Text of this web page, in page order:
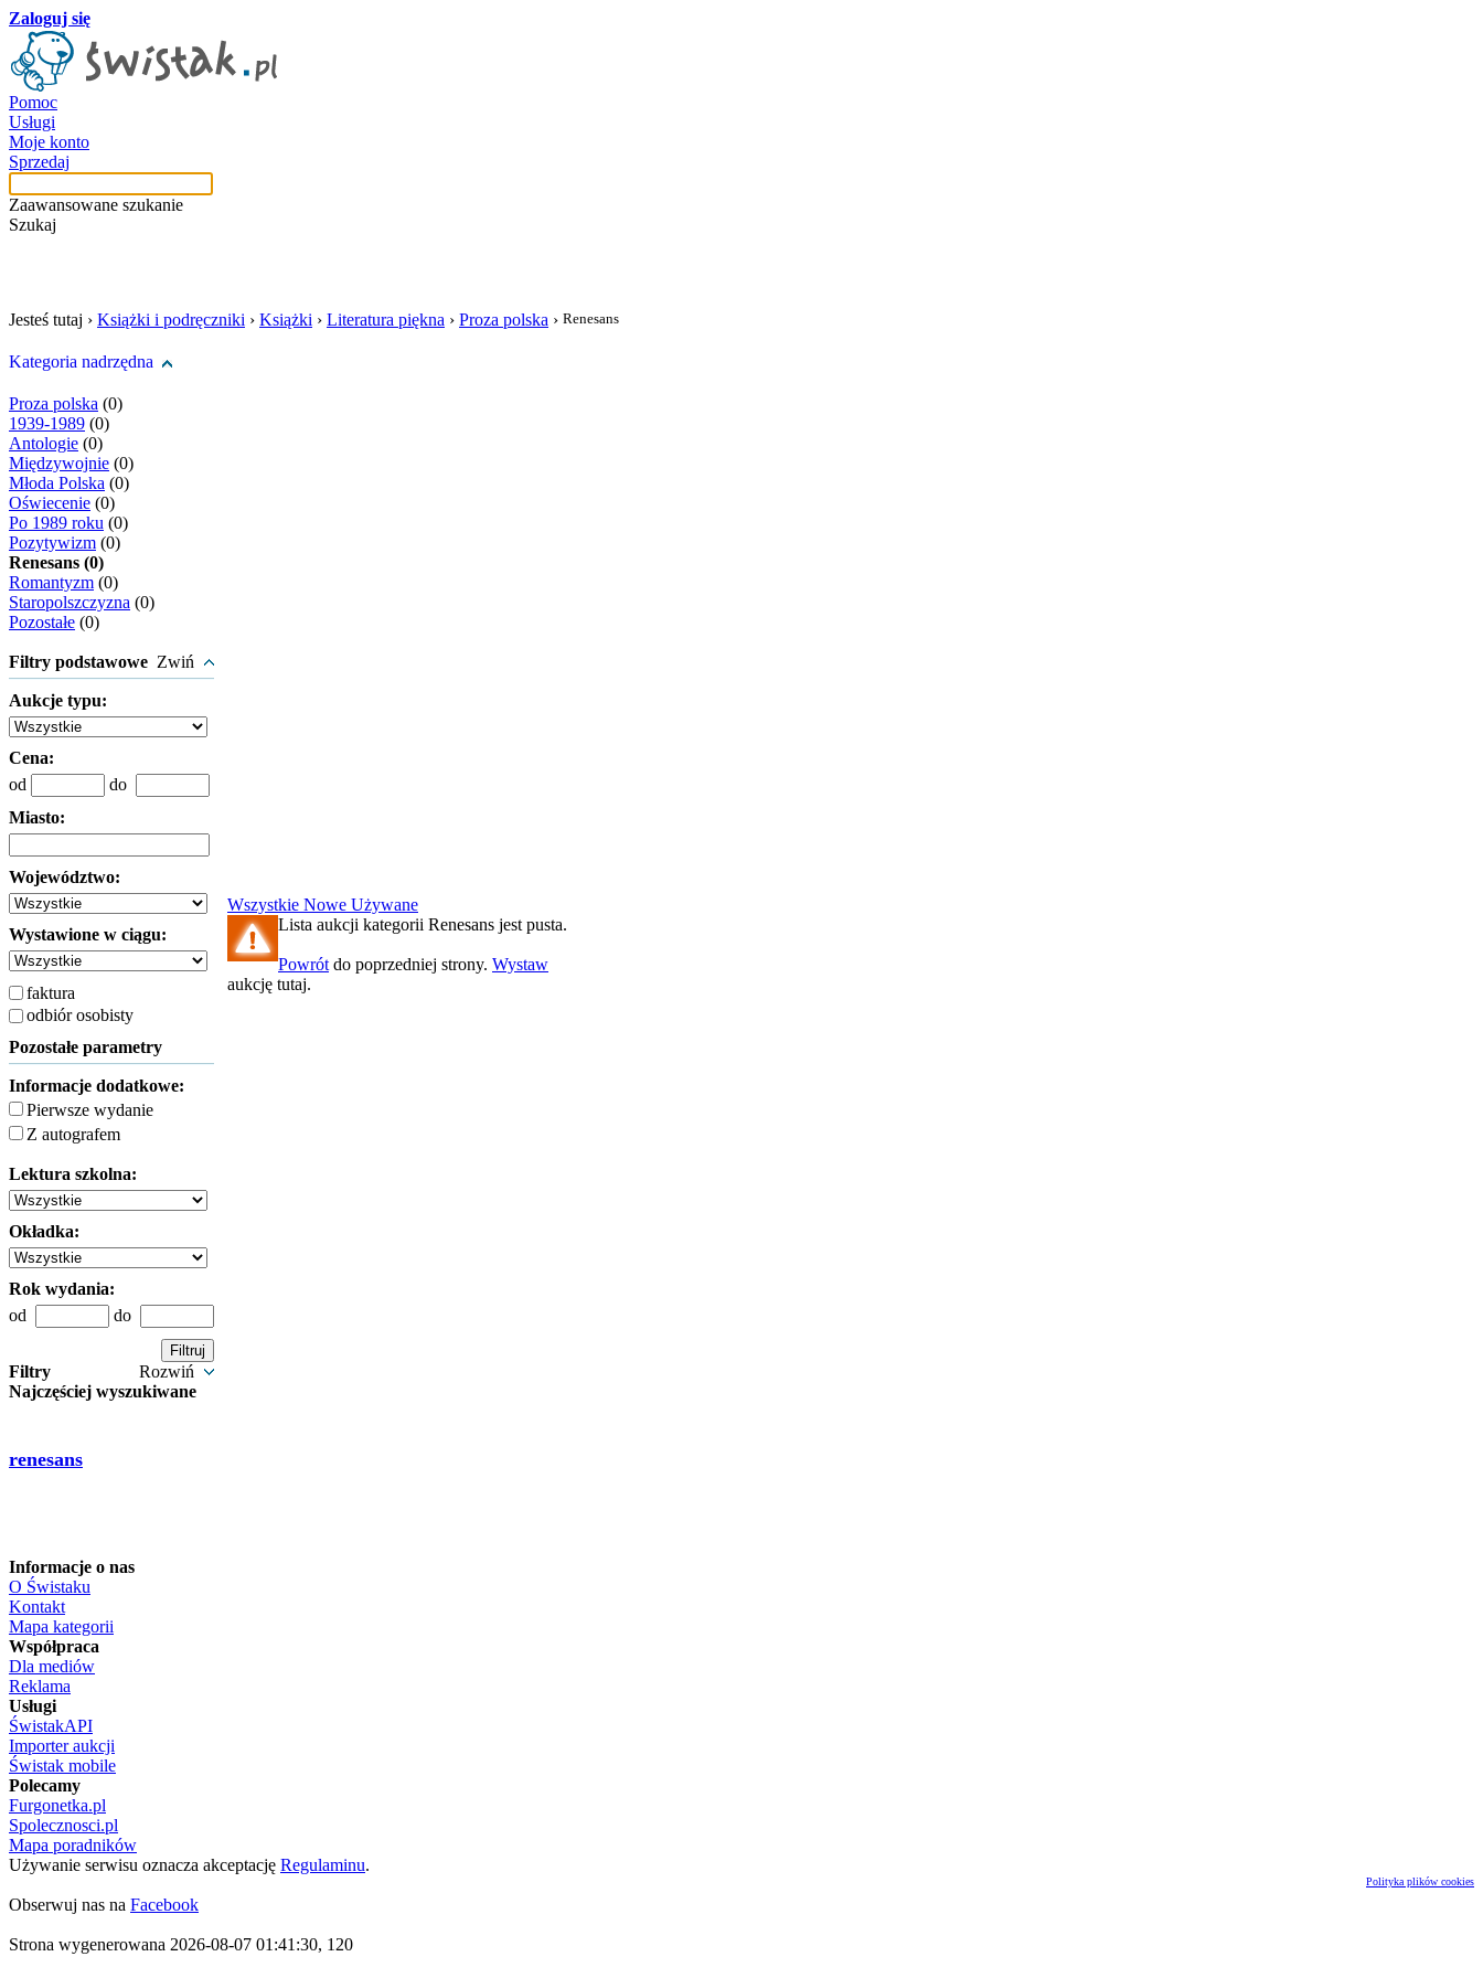
Zaloguj się
Pomoc
Usługi
Moje konto
Sprzedaj
Zaawansowane szukanie
Szukaj
Jesteś tutaj › Książki i podręczniki › Książki › Literatura piękna › Proza polska › Renesans
Kategoria nadrzędna
Proza polska (0)
1939-1989 (0)
Antologie (0)
Międzywojnie (0)
Młoda Polska (0)
Oświecenie (0)
Po 1989 roku (0)
Pozytywizm (0)
Renesans (0)
Romantyzm (0)
Staropolszczyzna (0)
Pozostałe (0)
Filtry podstawowe Zwiń
Aukcje typu:
Cena:
od
do
Miasto:
Województwo:
Wystawione w ciągu:
faktura
odbiór osobisty
Pozostałe parametry
Informacje dodatkowe:
Pierwsze wydanie
Z autografem
Lektura szkolna:
Okładka:
Rok wydania:
od
do
Filtry
Rozwiń
Najczęściej wyszukiwane
renesans
Wszystkie Nowe Używane
Lista aukcji kategorii Renesans jest pusta.
Powrót do poprzedniej strony. Wystaw
aukcję tutaj.
Informacje o nas
O Świstaku
Kontakt
Mapa kategorii
Współpraca
Dla mediów
Reklama
Usługi
ŚwistakAPI
Importer aukcji
Świstak mobile
Polecamy
Furgonetka.pl
Spolecznosci.pl
Mapa poradników
Używanie serwisu oznacza akceptację Regulaminu.
Polityka plików cookies
Obserwuj nas na Facebook
Strona wygenerowana 2026-08-07 01:41:30, 120